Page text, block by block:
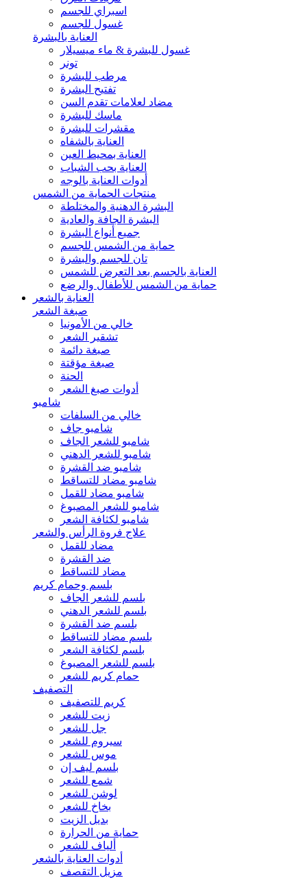
اسبراي للجسم
غسول للجسم
العناية بالبشرة
غسول للبشرة & ماء ميسيلار
تونر
مرطب للبشرة
تفتيح البشرة
مضاد لعلامات تقدم السن
ماسك للبشرة
مقشرات للبشرة
العناية بالشفاه
العناية بمحيط العين
العناية بحب الشباب
أدوات العناية بالوجه
منتجات الحماية من الشمس
البشرة الدهنية والمختلطة
البشرة الجافة والعادية
جميع أنواع البشرة
حماية من الشمس للجسم
تان للجسم والبشرة
العناية بالجسم بعد التعرض للشمس
حماية من الشمس للأطفال والرضع
العناية بالشعر
صبغة الشعر
خالي من الأمونيا
تشقير الشعر
صبغة دائمة
صبغة مؤقتة
الحنة
أدوات صبغ الشعر
شامبو
خالي من السلفات
شامبو جاف
شامبو للشعر الجاف
شامبو للشعر الدهني
شامبو ضد القشرة
شامبو مضاد للتساقط
شامبو مضاد للقمل
شامبو للشعر المصبوغ
شامبو لكثافة الشعر
علاج فروة الرأس والشعر
مضاد للقمل
ضد القشرة
مضاد للتساقط
بلسم وحمام كريم
بلسم للشعر الجاف
بلسم للشعر الدهني
بلسم ضد القشرة
بلسم مضاد للتساقط
بلسم لكثافة الشعر
بلسم للشعر المصبوغ
حمام كريم للشعر
التصفيف
كريم للتصفيف
زيت للشعر
جل للشعر
سيروم للشعر
موس للشعر
بلسم ليف إن
شمع للشعر
لوشن للشعر
بخاخ للشعر
بديل الزيت
حماية من الحرارة
ألياف للشعر
أدوات العناية بالشعر
مزيل التقصف